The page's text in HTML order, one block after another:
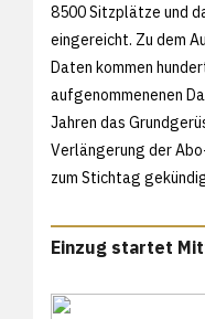
8500 Sitzplätze und
eingereicht. Zu dem
Daten kommen
aufgenommenenen
Jahren das
Verlängerung der
zum Stichtag
Einzug startet